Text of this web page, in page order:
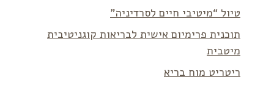
טיול “מיטיבי חיים לסרדיניה”
תוכנית פרימיום אישית לבריאות קוגניטיבית
מיטבית
ריטריט מוח בריא